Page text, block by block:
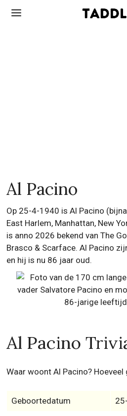
Al Pacino
Op 25-4-1940 is Al Pacino
East Harlem, Manhattan, New
is anno 2026 bekend van The
Brasco & Scarface. Al Pacino
en hij is nu 86 jaar oud.
Al Pacino
Waar woont Al Pacino?
Geboortedatum